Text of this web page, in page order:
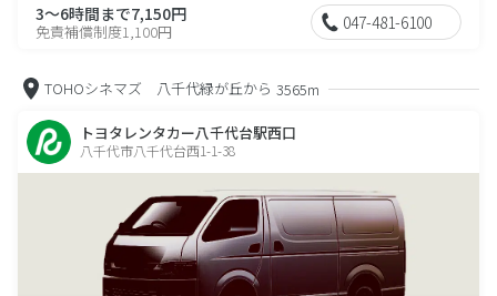
3～6時間まで7,150円
免責補償制度1,100円 047-481-6100
TOHOシネマズ 八千代緑が丘から 3565m
トヨタレンタカー八千代台駅西口
八千代市八千代台西1-1-38